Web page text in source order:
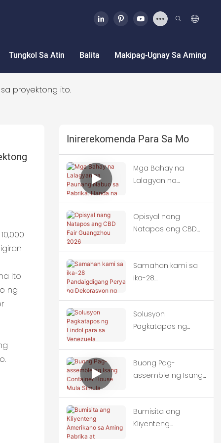
Tungkol Sa Atin Balita Makipag-Ugnay Sa Aming
proyektong ito.
ito
ng
Inirerekomenda Para Sa Mo
Mga Bahay na
Lalagyan na
Pabrika, Handa na
para sa
Pagpapadala
Opisyal nang
Natapos ang CBD
2026
Samahan kami sa
ika-28
Perya ng
Dekorasyon ng
Gusali ng Tsina
Solusyon
Pagkatapos ng
Venezuela
Buong Pag-
assemble ng Isang
Mula Simula
Hanggang
Katapusan
Bumisita ang
Kliyenteng